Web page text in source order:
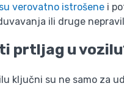
verovatno istrošene i
ili druge
prtljag u
ključni su ne samo za